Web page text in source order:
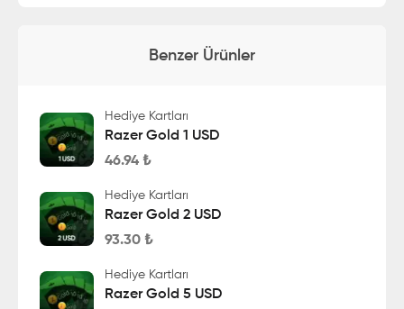
Benzer Ürünler
Hediye Kartları
Razer Gold 1 USD
46.94 ₺
Hediye Kartları
Razer Gold 2 USD
93.30 ₺
Hediye Kartları
Razer Gold 5 USD